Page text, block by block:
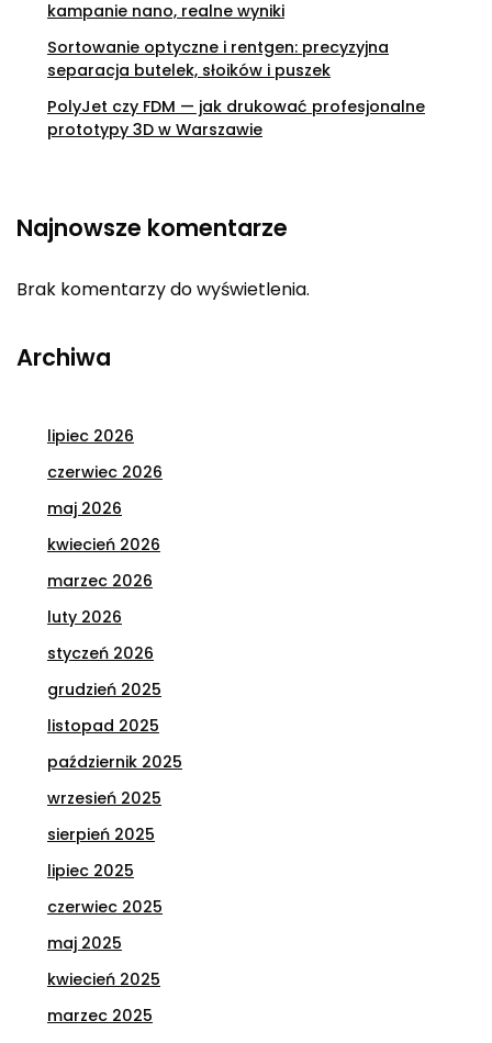
kampanie nano, realne wyniki
Sortowanie optyczne i rentgen: precyzyjna
separacja butelek, słoików i puszek
PolyJet czy FDM — jak drukować profesjonalne
prototypy 3D w Warszawie
Najnowsze komentarze
Brak komentarzy do wyświetlenia.
Archiwa
lipiec 2026
czerwiec 2026
maj 2026
kwiecień 2026
marzec 2026
luty 2026
styczeń 2026
grudzień 2025
listopad 2025
październik 2025
wrzesień 2025
sierpień 2025
lipiec 2025
czerwiec 2025
maj 2025
kwiecień 2025
marzec 2025